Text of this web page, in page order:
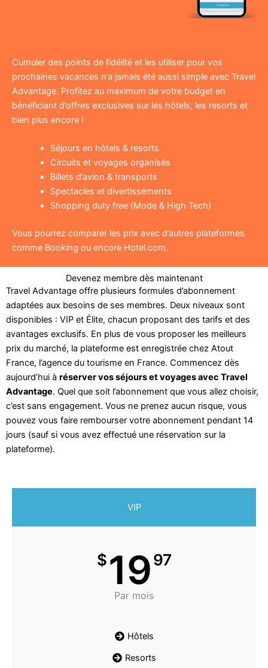
Cumuler des points de fidélité et les utiliser pour vos
prochaines vacances n’a jamais été aussi simple avec Travel
Advantage. Profitez au maximum de votre budget en
bénéficiant d’offres exclusives sur les hôtels, les resorts et
bien plus encore !
Séjours en hôtels & resorts
Circuits et voyages organisés
Billets d’avion & transports
Spectacles et divertissements
Shopping duty free (Mode & High Tech)
Vous pourrez comparer les prix avec d’autres plateformes
comme Booking ou encore Hotel.com.
Devenez membre dès maintenant
Travel Advantage offre plusieurs formules d’abonnement
adaptées aux besoins de ses membres. Deux niveaux sont
disponibles : VIP et Élite, chacun proposant des tarifs et des
avantages exclusifs. En plus de vous proposer les meilleurs
prix du marché, la plateforme est enregistrée chez Atout
France, l’agence du tourisme en France. Commencez dès
aujourd’hui à réserver vos séjours et voyages avec Travel
Advantage. Quel que soit l’abonnement que vous allez choisir,
c’est sans engagement. Vous ne prenez aucun risque, vous
pouvez vous faire rembourser votre abonnement pendant 14
jours (sauf si vous avez effectué une réservation sur la
plateforme).
VIP
$1997
Par mois
Hôtels
Resorts